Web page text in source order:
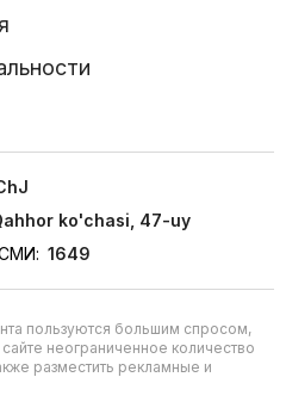
ko'chasi, 47-uy
1649
пользуются большим спросом,
неограниченное количество
разместить рекламные и